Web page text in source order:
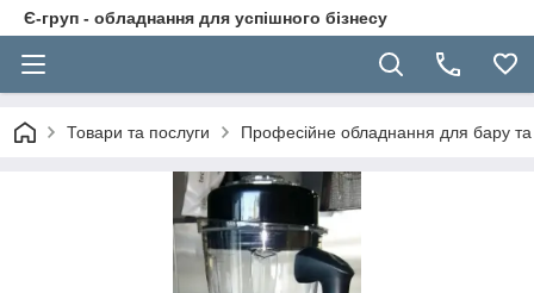
Є-груп - обладнання для успішного бізнесу
Товари та послуги Професійне обладнання для бару та